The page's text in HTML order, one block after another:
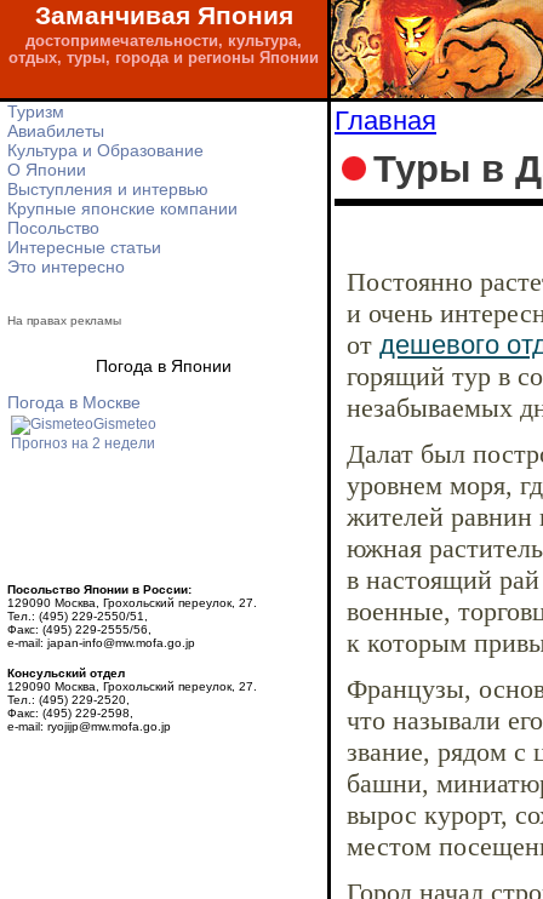
Заманчивая Япония
достопримечательности, культура,
отдых, туры, города и регионы Японии
Туризм
Авиабилеты
Культура и Образование
О Японии
Выступления и интервью
Крупные японские компании
Посольство
Интересные статьи
Это интересно
На правах рекламы
Погода в Японии
Погода в Москве
Gismeteo
Прогноз на 2 недели
Посольство Японии в России:
129090 Москва, Грохольский переулок, 27.
Тел.: (495) 229-2550/51,
Факс: (495) 229-2555/56,
e-mail: japan-info@mw.mofa.go.jp
Консульский отдел
129090 Москва, Грохольский переулок, 27.
Тел.: (495) 229-2520,
Факс: (495) 229-2598,
e-mail: ryojijp@mw.mofa.go.jp
Главная
Туры в
Постоянно
и очень
от дешевого
горящий тур в
незабываемых
Далат был
уровнем моря,
жителей
южная
в настоящий
военные,
к которым
Французы,
что называли
звание, рядом с
башни,
вырос курорт,
местом
Город начал